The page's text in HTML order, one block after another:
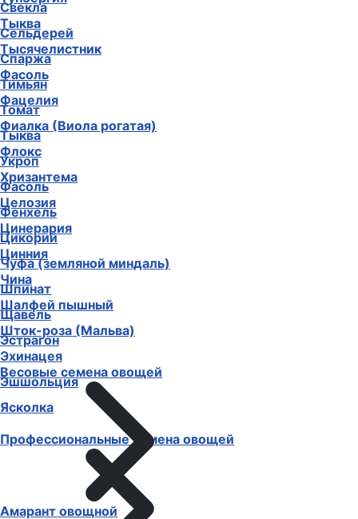
Тыква
Тысячелистник
Фасоль
Фацелия
Фиалка (Виола рогатая)
Флокс
Хризантема
Целозия
Цинерария
Цинния
Чина
Шалфей пышный
Шток-роза (Мальва)
Эхинацея
Эшшольция
Ясколка
Профессиональные семена овощей
Свекла
Сельдерей
Спаржа
Тимьян
Томат
Тыква
Укроп
Фасоль
Фенхель
Цикорий
Чуфа (земляной миндаль)
Шпинат
Щавель
Эстрагон
Весовые семена овощей
Амарант овощной